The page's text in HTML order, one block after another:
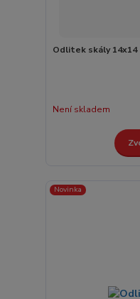
Odlitek skály 14x14
Není skladem
Novinka